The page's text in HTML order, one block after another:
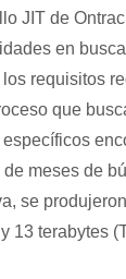
JIT de
en
requisitos
que
meses de
se
13 terabytes